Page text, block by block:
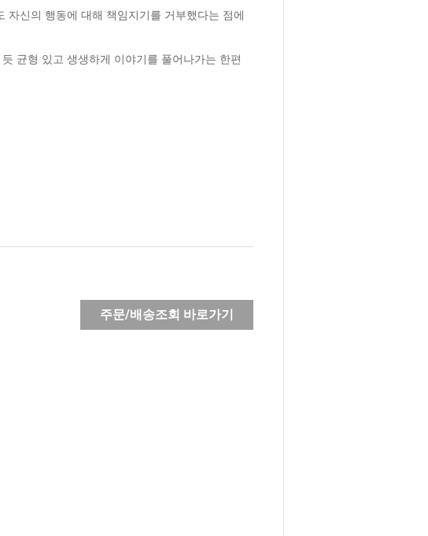
자신의 행동에 대해 책임지기를 거부했다는 점에
균형 있고 생생하게 이야기를 풀어나가는 한편
주문/배송조회 바로가기